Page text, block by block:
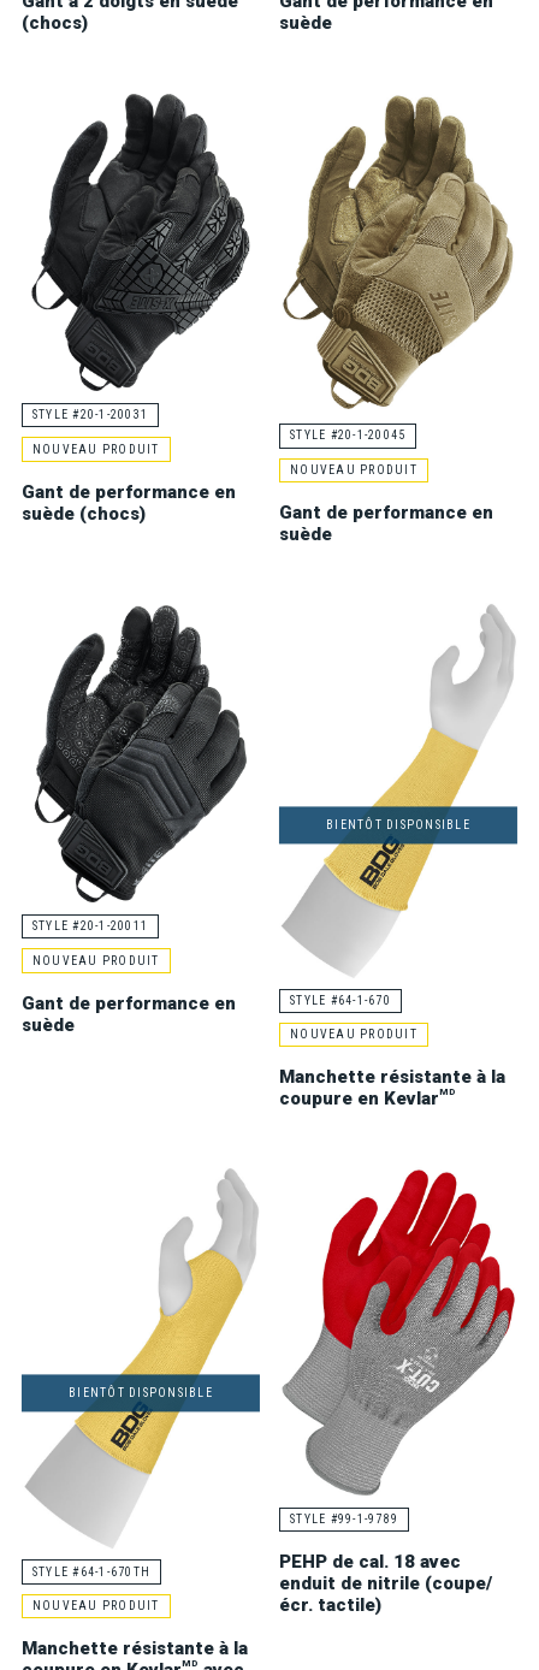
(chocs)
suède
STYLE #20-1-20031
NOUVEAU PRODUIT
Gant de performance en
suède (chocs)
STYLE #20-1-20045
NOUVEAU PRODUIT
Gant de performance en
suède
STYLE #20-1-20011
NOUVEAU PRODUIT
Gant de performance en
suède
STYLE #64-1-670
NOUVEAU PRODUIT
BIENTÔT DISPONSIBLE
Manchette résistante à la
coupure en KevlarMD
STYLE #64-1-670TH
NOUVEAU PRODUIT
BIENTÔT DISPONSIBLE
Manchette résistante à la
MD
STYLE #99-1-9789
PEHP de cal. 18 avec
enduit de nitrile (coupe/
écr. tactile)